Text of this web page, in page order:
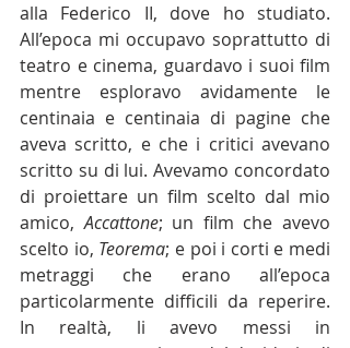
alla Federico II, dove ho studiato.
All’epoca mi occupavo soprattutto di
teatro e cinema, guardavo i suoi film
mentre esploravo avidamente le
centinaia e centinaia di pagine che
aveva scritto, e che i critici avevano
scritto su di lui. Avevamo concordato
di proiettare un film scelto dal mio
amico, Accattone; un film che avevo
scelto io, Teorema; e poi i corti e medi
metraggi che erano all’epoca
particolarmente difficili da reperire.
In realtà, li avevo messi in